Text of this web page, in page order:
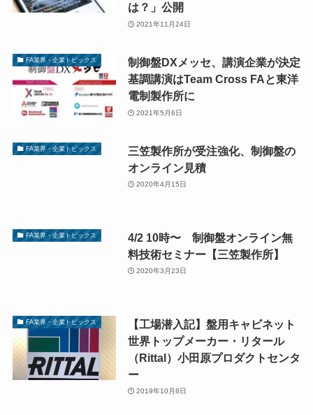
は？」公開
2021年11月24日
FA業界・企業トピックス
制御盤DXメッセ、講演企業が決定
基調講演はTeam Cross FAと東洋
電制製作所に
2021年5月6日
FA業界・企業トピックス
三笠製作所が受注強化、制御盤の
オンライン見積
2020年4月15日
FA業界・企業トピックス
4/2 10時〜 制御盤オンライン無
料技術セミナー【三笠製作所】
2020年3月23日
FA業界・企業トピックス
【工場潜入記】盤用キャビネット
世界トップメーカー・リタール
（Rittal）小田原プロダクトセンタ
ー
2019年10月8日